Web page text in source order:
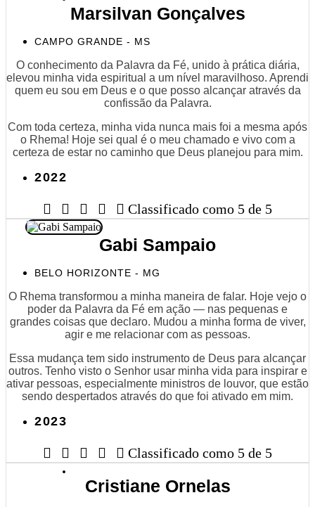
Marsilvan Gonçalves
CAMPO GRANDE - MS
O conhecimento da Palavra da Fé, unido à prática diária,
elevou minha vida espiritual a um nível maravilhoso. Aprendi
quem eu sou em Deus e o que posso alcançar através da
confissão da Palavra.
Com toda certeza, minha vida nunca mais foi a mesma após
o Rhema! Hoje sei qual é o meu chamado e vivo com a
certeza de estar no caminho que Deus planejou para mim.
2022
     Classificado como 5 de 5
Gabi Sampaio
BELO HORIZONTE - MG
O Rhema transformou a minha maneira de falar. Hoje vejo o
poder da Palavra da Fé em ação — nas pequenas e
grandes coisas que declaro. Mudou a minha forma de viver,
agir e me relacionar com as pessoas.
Essa mudança tem sido instrumento de Deus para alcançar
outros. Tenho visto o Senhor usar minha vida para inspirar e
ativar pessoas, especialmente ministros de louvor, que estão
sendo despertados através do que foi ativado em mim.
2023
     Classificado como 5 de 5
Cristiane Ornelas